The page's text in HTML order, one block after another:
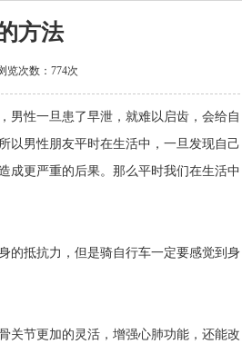
方法
览次数： 774次
性一旦患了早泄，就难以启齿，会给自
以男性朋友平时在生活中，一旦发现自己
成更严重的后果。那么平时我们在生活中
抵抗力，但是骑自行车一定要感觉到身
节更加的灵活，增强心肺功能，还能改